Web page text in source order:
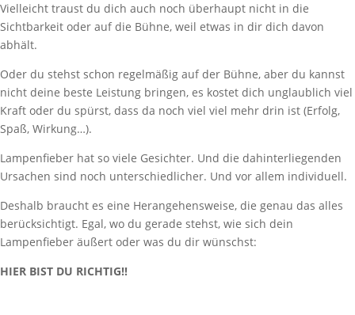
Vielleicht traust du dich auch noch überhaupt nicht in die
Sichtbarkeit oder auf die Bühne, weil etwas in dir dich davon
abhält.
Oder du stehst schon regelmäßig auf der Bühne, aber du kannst
nicht deine beste Leistung bringen, es kostet dich unglaublich viel
Kraft oder du spürst, dass da noch viel viel mehr drin ist (Erfolg,
Spaß, Wirkung…).
Lampenfieber hat so viele Gesichter. Und die dahinterliegenden
Ursachen sind noch unterschiedlicher. Und vor allem individuell.
Deshalb braucht es eine Herangehensweise, die genau das alles
berücksichtigt. Egal, wo du gerade stehst, wie sich dein
Lampenfieber äußert oder was du dir wünschst:
HIER BIST DU RICHTIG!!